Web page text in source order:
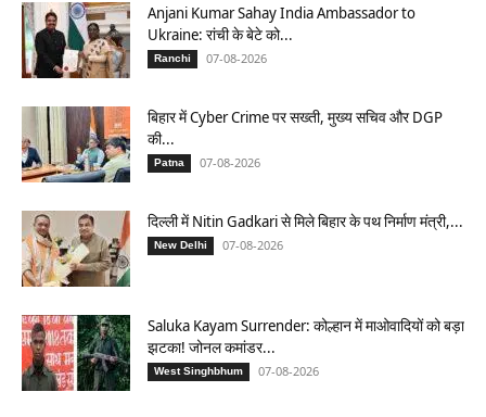
Anjani Kumar Sahay India Ambassador to
Ukraine: रांची के बेटे को...
Ranchi 07-08-2026
बिहार में Cyber Crime पर सख्ती, मुख्य सचिव और DGP
की...
Patna 07-08-2026
दिल्ली में Nitin Gadkari से मिले बिहार के पथ निर्माण मंत्री,...
New Delhi 07-08-2026
Saluka Kayam Surrender: कोल्हान में माओवादियों को बड़ा
झटका! जोनल कमांडर...
West Singhbhum 07-08-2026